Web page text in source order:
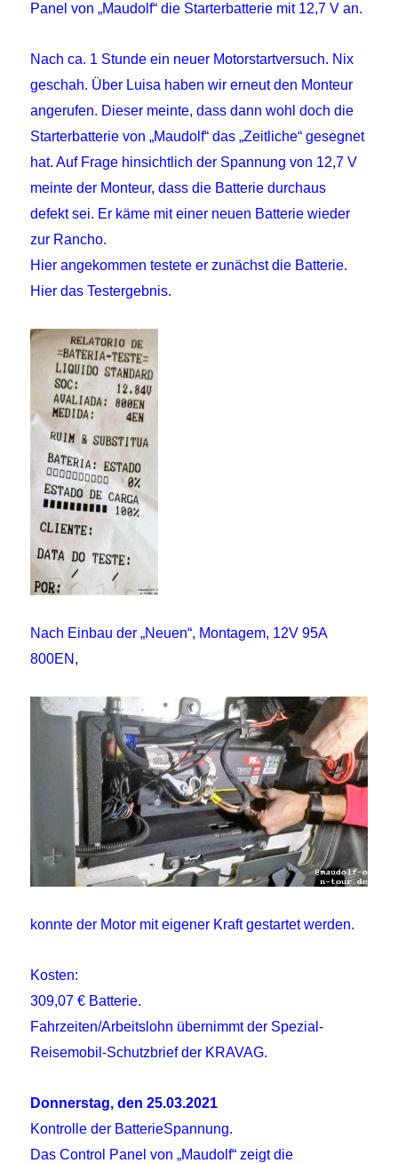
Panel von „Maudolf“ die Starterbatterie mit 12,7 V an.
Nach ca. 1 Stunde ein neuer Motorstartversuch. Nix
geschah. Über Luisa haben wir erneut den Monteur
angerufen. Dieser meinte, dass dann wohl doch die
Starterbatterie von „Maudolf“ das „Zeitliche“ gesegnet
hat. Auf Frage hinsichtlich der Spannung von 12,7 V
meinte der Monteur, dass die Batterie durchaus
defekt sei. Er käme mit einer neuen Batterie wieder
zur Rancho.
Hier angekommen testete er zunächst die Batterie.
Hier das Testergebnis.
Nach Einbau der „Neuen“, Montagem, 12V 95A
800EN,
konnte der Motor mit eigener Kraft gestartet werden.
Kosten:
309,07 € Batterie.
Fahrzeiten/Arbeitslohn übernimmt der Spezial-
Reisemobil-Schutzbrief der KRAVAG.
Donnerstag, den 25.03.2021
Kontrolle der BatterieSpannung.
Das Control Panel von „Maudolf“ zeigt die